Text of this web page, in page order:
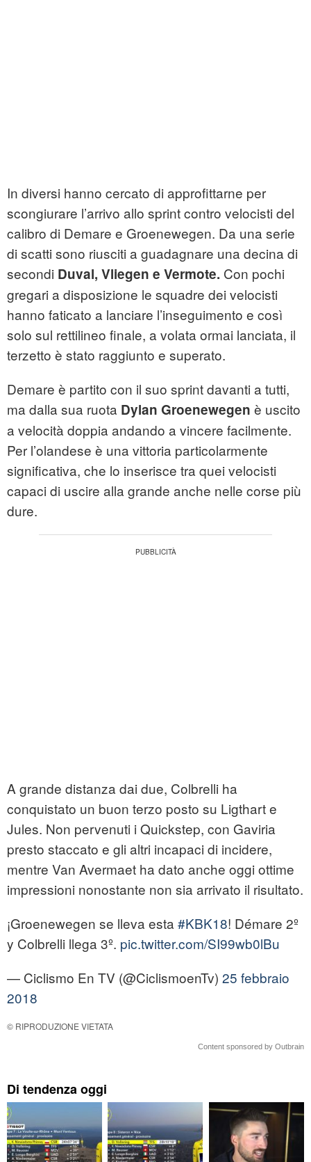
In diversi hanno cercato di approfittarne per
scongiurare l’arrivo allo sprint contro velocisti del
calibro di Demare e Groenewegen. Da una serie
di scatti sono riusciti a guadagnare una decina di
secondi Duval, Vliegen e Vermote. Con pochi
gregari a disposizione le squadre dei velocisti
hanno faticato a lanciare l’inseguimento e così
solo sul rettilineo finale, a volata ormai lanciata, il
terzetto è stato raggiunto e superato.
Demare è partito con il suo sprint davanti a tutti,
ma dalla sua ruota Dylan Groenewegen è uscito
a velocità doppia andando a vincere facilmente.
Per l’olandese è una vittoria particolarmente
significativa, che lo inserisce tra quei velocisti
capaci di uscire alla grande anche nelle corse più
dure.
A grande distanza dai due, Colbrelli ha
conquistato un buon terzo posto su Ligthart e
Jules. Non pervenuti i Quickstep, con Gaviria
presto staccato e gli altri incapaci di incidere,
mentre Van Avermaet ha dato anche oggi ottime
impressioni nonostante non sia arrivato il risultato.
¡Groenewegen se lleva esta #KBK18! Démare 2º
y Colbrelli llega 3º. pic.twitter.com/SI99wb0lBu
— Ciclismo En TV (@CiclismoenTv) 25 febbraio
2018
© RIPRODUZIONE VIETATA
Content sponsored by Outbrain
Di tendenza oggi